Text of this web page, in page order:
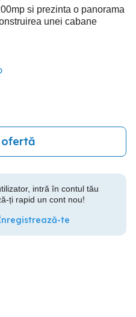
si prezinta o panorama
unei cabane
ofertă
intră în contul tău
ți rapid un cont nou!
te